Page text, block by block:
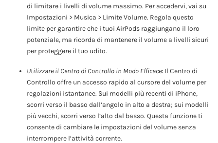
di limitare i livelli di volume massimo. Per accedervi, vai su
Impostazioni > Musica > Limite Volume. Regola questo
limite per garantire che i tuoi AirPods raggiungano il loro
potenziale, ma ricorda di mantenere il volume a livelli sicuri
per proteggere il tuo udito.
Utilizzare il Centro di Controllo in Modo Efficace: Il Centro di
Controllo offre un accesso rapido al cursore del volume per
regolazioni istantanee. Sui modelli più recenti di iPhone,
scorri verso il basso dall’angolo in alto a destra; sui modelli
più vecchi, scorri verso l’alto dal basso. Questa funzione ti
consente di cambiare le impostazioni del volume senza
interrompere l’attività corrente.